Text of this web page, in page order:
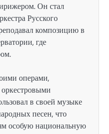
Он стал
Русского
композицию в
где
операми,
в своей музыке
песен, что
особую национальную